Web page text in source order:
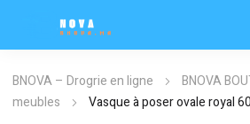
BNOVA – Drogrie en ligne BNOVA
meubles
Vasque à poser ovale royal